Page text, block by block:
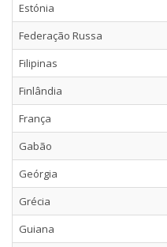
Estónia
Federação Russa
Filipinas
Finlândia
França
Gabão
Geórgia
Grécia
Guiana